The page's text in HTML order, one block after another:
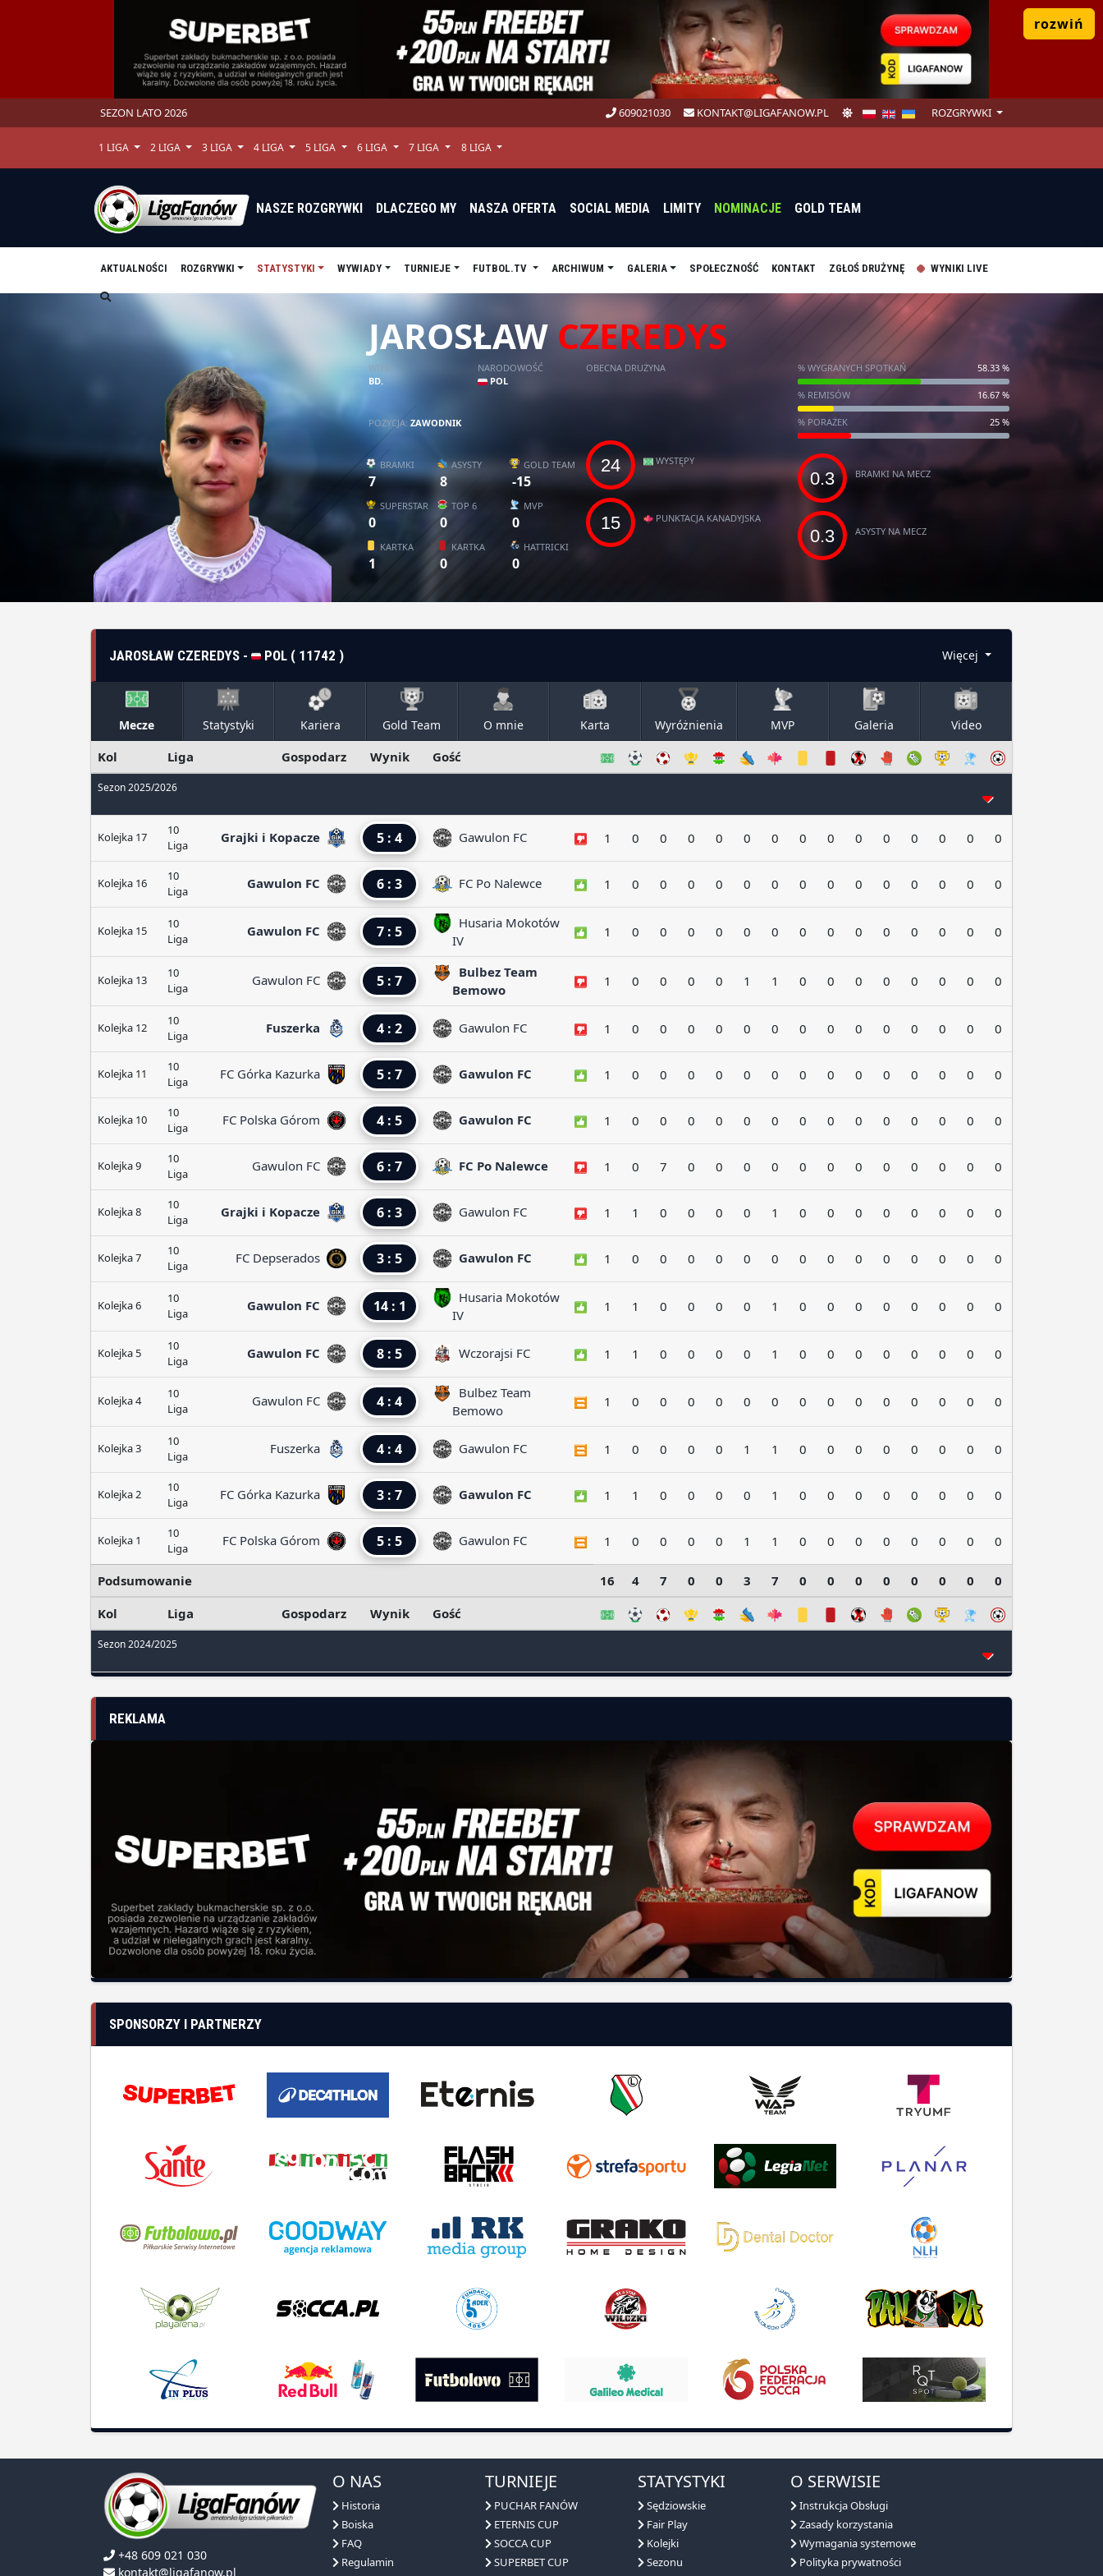
rozwiń
SEZON LATO 2026 609021030 KONTAKT@LIGAFANOW.PL ROZGRYWKI
1 LIGA 2 LIGA 3 LIGA 4 LIGA 5 LIGA 6 LIGA 7 LIGA 8 LIGA
NASZE ROZGRYWKI DLACZEGO MY NASZA OFERTA SOCIAL MEDIA LIMITY NOMINACJE GOLD TEAM
AKTUALNOŚCI ROZGRYWKI STATYSTYKI WYWIADY TURNIEJE FUTBOL.TV ARCHIWUM GALERIA SPOŁECZNOŚĆ KONTAKT ZGŁOŚ DRUŻYNĘ WYNIKI LIVE
JAROSŁAWCZEREDYS
WIEK
BD.
NARODOWOŚĆ
POL
POZYCJA: ZAWODNIK
BRAMKI
7
ASYSTY
8
GOLD TEAM
-15
SUPERSTAR
0
TOP 6
0
MVP
0
KARTKA
1
KARTKA
0
HATTRICKI
0
OBECNA DRUŻYNA
24 WYSTĘPY
15 PUNKTACJA KANADYJSKA
% WYGRANYCH SPOTKAŃ 58.33 %
% REMISÓW 16.67 %
% PORAŻEK 25 %
0.3 BRAMKI NA MECZ
0.3 ASYSTY NA MECZ
JAROSŁAW CZEREDYS - POL ( 11742 ) Więcej
Mecze Statystyki Kariera Gold Team O mnie Karta Wyróżnienia MVP Galeria Video
Kol Liga Gospodarz Wynik Gość
Sezon 2025/2026
Kolejka 17
10
Liga
Grajki i Kopacze 5 : 4 Gawulon FC 1 0 0 0 0 0 0 0 0 0 0 0 0 0 0
Kolejka 16
10
Liga
Gawulon FC 6 : 3 FC Po Nalewce 1 0 0 0 0 0 0 0 0 0 0 0 0 0 0
Kolejka 15
10
Liga
Gawulon FC 7 : 5
Husaria Mokotów
IV
1 0 0 0 0 0 0 0 0 0 0 0 0 0 0
Kolejka 13
10
Liga
Gawulon FC 5 : 7
Bulbez Team
Bemowo
1 0 0 0 0 1 1 0 0 0 0 0 0 0 0
Kolejka 12
10
Liga
Fuszerka 4 : 2 Gawulon FC 1 0 0 0 0 0 0 0 0 0 0 0 0 0 0
Kolejka 11
10
Liga
FC Górka Kazurka 5 : 7 Gawulon FC 1 0 0 0 0 0 0 0 0 0 0 0 0 0 0
Kolejka 10
10
Liga
FC Polska Górom 4 : 5 Gawulon FC 1 0 0 0 0 0 0 0 0 0 0 0 0 0 0
Kolejka 9
10
Liga
Gawulon FC 6 : 7 FC Po Nalewce 1 0 7 0 0 0 0 0 0 0 0 0 0 0 0
Kolejka 8
10
Liga
Grajki i Kopacze 6 : 3 Gawulon FC 1 1 0 0 0 0 1 0 0 0 0 0 0 0 0
Kolejka 7
10
Liga
FC Depserados 3 : 5 Gawulon FC 1 0 0 0 0 0 0 0 0 0 0 0 0 0 0
Kolejka 6
10
Liga
Gawulon FC 14 : 1
Husaria Mokotów
IV
1 1 0 0 0 0 1 0 0 0 0 0 0 0 0
Kolejka 5
10
Liga
Gawulon FC 8 : 5 Wczorajsi FC 1 1 0 0 0 0 1 0 0 0 0 0 0 0 0
Kolejka 4
10
Liga
Gawulon FC 4 : 4
Bulbez Team
Bemowo
1 0 0 0 0 0 0 0 0 0 0 0 0 0 0
Kolejka 3
10
Liga
Fuszerka 4 : 4 Gawulon FC 1 0 0 0 0 1 1 0 0 0 0 0 0 0 0
Kolejka 2
10
Liga
FC Górka Kazurka 3 : 7 Gawulon FC 1 1 0 0 0 0 1 0 0 0 0 0 0 0 0
Kolejka 1
10
Liga
FC Polska Górom 5 : 5 Gawulon FC 1 0 0 0 0 1 1 0 0 0 0 0 0 0 0
Podsumowanie 16 4 7 0 0 3 7 0 0 0 0 0 0 0
0
Kol
Liga Gospodarz Wynik Gość
Sezon 2024/2025
REKLAMA
+48 609 021 030
Copyright © Ligafanów 2008 - 2026
O NAS
FAQ
Reprezentacja
Partnerzy
TURNIEJE
SOCCA CUP
SUPERBET CUP
DECATHLON CUP
STATYSTYKI
Kolejki
Sezonu
O SERWISIE
Zasady korzystania
Wymagania systemowe
Polityka prywatności
NASZA OFERTA DLACZEGO MY? FANTYP GOLD TEAM KONTAKT API